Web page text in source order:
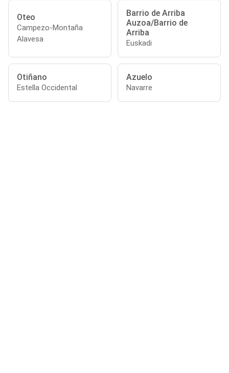
Oteo
Campezo-Montaña
Alavesa
Barrio de Arriba
Auzoa/Barrio de
Arriba
Euskadi
Otiñano
Estella Occidental
Azuelo
Navarre